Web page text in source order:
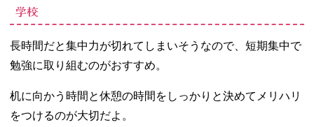
学校
長時間だと集中力が切れてしまいそうなので、短期集中で
勉強に取り組むのがおすすめ。
机に向かう時間と休憩の時間をしっかりと決めてメリハリ
をつけるのが大切だよ。